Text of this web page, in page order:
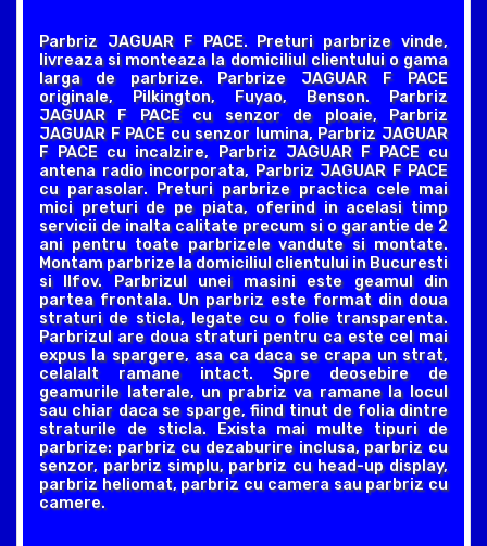
Parbriz JAGUAR F PACE. Preturi parbrize vinde,
livreaza si monteaza la domiciliul clientului o gama
larga de parbrize. Parbrize JAGUAR F PACE
originale, Pilkington, Fuyao, Benson. Parbriz
JAGUAR F PACE cu senzor de ploaie, Parbriz
JAGUAR F PACE cu senzor lumina, Parbriz JAGUAR
F PACE cu incalzire, Parbriz JAGUAR F PACE cu
antena radio incorporata, Parbriz JAGUAR F PACE
cu parasolar. Preturi parbrize practica cele mai
mici preturi de pe piata, oferind in acelasi timp
servicii de inalta calitate precum si o garantie de 2
ani pentru toate parbrizele vandute si montate.
Montam parbrize la domiciliul clientului in Bucuresti
si Ilfov. Parbrizul unei masini este geamul din
partea frontala. Un parbriz este format din doua
straturi de sticla, legate cu o folie transparenta.
Parbrizul are doua straturi pentru ca este cel mai
expus la spargere, asa ca daca se crapa un strat,
celalalt ramane intact. Spre deosebire de
geamurile laterale, un prabriz va ramane la locul
sau chiar daca se sparge, fiind tinut de folia dintre
straturile de sticla. Exista mai multe tipuri de
parbrize: parbriz cu dezaburire inclusa, parbriz cu
senzor, parbriz simplu, parbriz cu head-up display,
parbriz heliomat, parbriz cu camera sau parbriz cu
camere.